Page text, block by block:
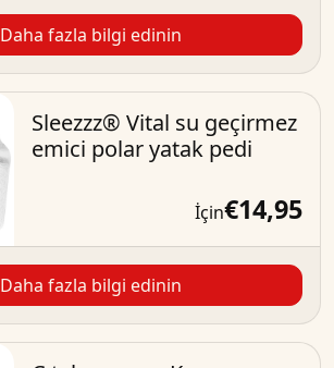
Daha fazla bilgi edinin
Sleezzz® Vital su geçirmez
emici polar yatak pedi
İçin€14,95
Daha fazla bilgi edinin